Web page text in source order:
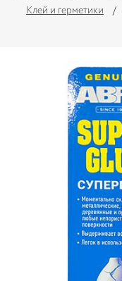
Клей и герметики